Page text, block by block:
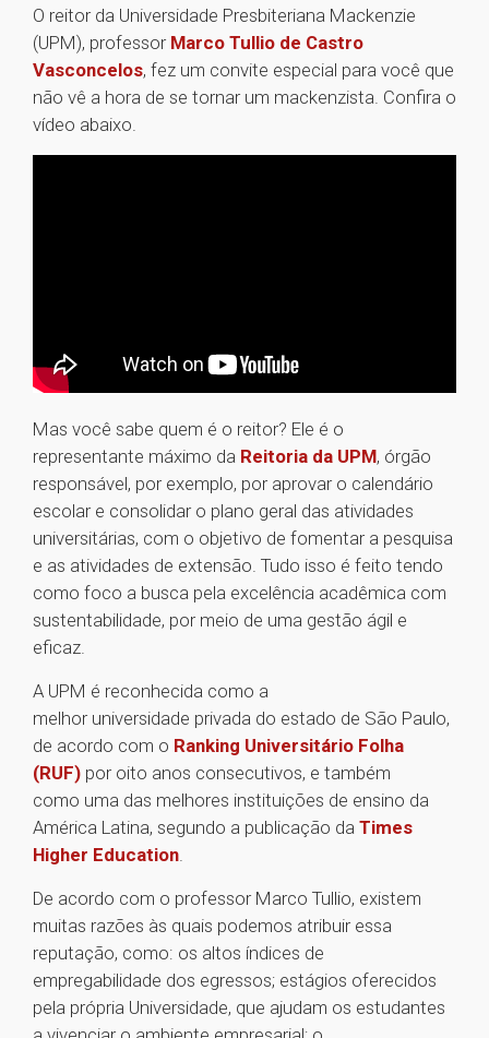
O reitor da Universidade Presbiteriana Mackenzie
(UPM), professor Marco Tullio de Castro
Vasconcelos, fez um convite especial para você que
não vê a hora de se tornar um mackenzista. Confira o
vídeo abaixo.
Mas você sabe quem é o reitor? Ele é o
representante máximo da Reitoria da UPM, órgão
responsável, por exemplo, por aprovar o calendário
escolar e consolidar o plano geral das atividades
universitárias, com o objetivo de fomentar a pesquisa
e as atividades de extensão. Tudo isso é feito tendo
como foco a busca pela excelência acadêmica com
sustentabilidade, por meio de uma gestão ágil e
eficaz.
A UPM é reconhecida como a
melhor universidade privada do estado de São Paulo,
de acordo com o Ranking Universitário Folha
(RUF) por oito anos consecutivos, e também
como uma das melhores instituições de ensino da
América Latina, segundo a publicação da Times
Higher Education
De acordo com o professor Marco Tullio, existem
muitas razões às quais podemos atribuir essa
reputação, como: os altos índices de
empregabilidade dos egressos; estágios oferecidos
pela própria Universidade, que ajudam os estudantes